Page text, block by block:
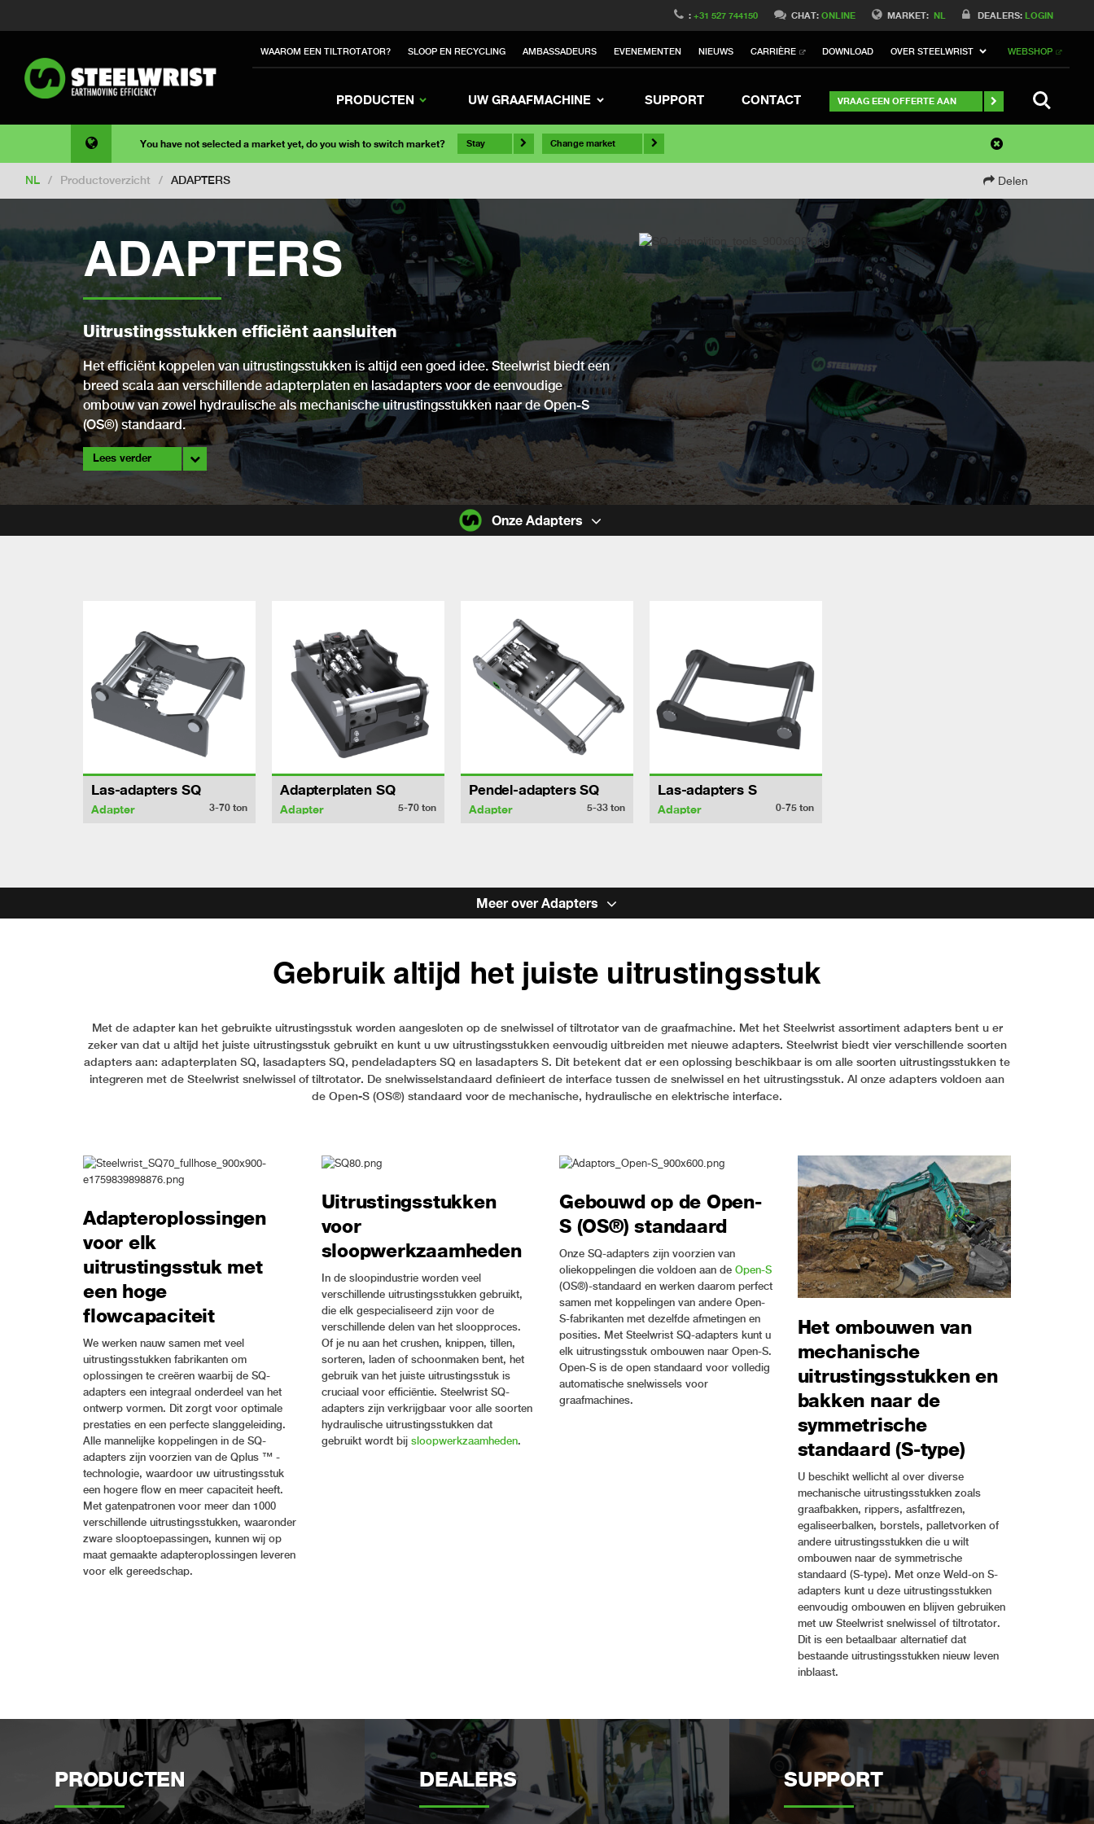
MARKET: NL DEALERS: LOGIN
:+31 527 744150 CHAT:ONLINE
WAAROM EEN TILTROTATOR? SLOOP EN RECYCLING AMBASSADEURS EVENEMENTEN NIEUWS CARRIÈRE DOWNLOAD OVER STEELWRIST WEBSHOP
PRODUCTEN UW GRAAFMACHINE SUPPORT CONTACT VRAAG EEN OFFERTE AAN
You have not selected a market yet, do you wish to switch market? Stay Change market
NL / Productoverzicht / ADAPTERS Delen
ADAPTERS
Uitrustingsstukken efficiënt aansluiten
Het efficiënt koppelen van uitrustingsstukken is altijd een goed idee. Steelwrist biedt een
breed scala aan verschillende adapterplaten en lasadapters voor de eenvoudige
ombouw van zowel hydraulische als mechanische uitrustingsstukken naar de Open-S
(OS®) standaard.
Lees verder
Las-adapters SQ
Adapter 3-70 ton
Adapterplaten SQ
Adapter 5-70 ton
Pendel-adapters SQ
Adapter 5-33 ton
Las-adapters S
Adapter 0-75 ton
Onze Adapters
Meer over Adapters
Gebruik altijd het juiste uitrustingsstuk
Met de adapter kan het gebruikte uitrustingsstuk worden aangesloten op de snelwissel of tiltrotator van de graafmachine. Met het Steelwrist assortiment adapters bent u er
zeker van dat u altijd het juiste uitrustingsstuk gebruikt en kunt u uw uitrustingsstukken eenvoudig uitbreiden met nieuwe adapters. Steelwrist biedt vier verschillende soorten
adapters aan: adapterplaten SQ, lasadapters SQ, pendeladapters SQ en lasadapters S. Dit betekent dat er een oplossing beschikbaar is om alle soorten uitrustingsstukken te
integreren met de Steelwrist snelwissel of tiltrotator. De snelwisselstandaard definieert de interface tussen de snelwissel en het uitrustingsstuk. Al onze adapters voldoen aan
de Open-S (OS®) standaard voor de mechanische, hydraulische en elektrische interface.
Adapteroplossingen
voor elk
uitrustingsstuk met
een hoge
flowcapaciteit
We werken nauw samen met veel
uitrustingsstukken fabrikanten om
oplossingen te creëren waarbij de SQ-
adapters een integraal onderdeel van het
ontwerp vormen. Dit zorgt voor optimale
prestaties en een perfecte slanggeleiding.
Alle mannelijke koppelingen in de SQ-
adapters zijn voorzien van de Qplus ™ -
technologie, waardoor uw uitrustingsstuk
een hogere flow en meer capaciteit heeft.
Met gatenpatronen voor meer dan 1000
verschillende uitrustingsstukken, waaronder
zware slooptoepassingen, kunnen wij op
maat gemaakte adapteroplossingen leveren
voor elk gereedschap.
Uitrustingsstukken
voor
sloopwerkzaamheden
In de sloopindustrie worden veel
verschillende uitrustingsstukken gebruikt,
die elk gespecialiseerd zijn voor de
verschillende delen van het sloopproces.
Of je nu aan het crushen, knippen, tillen,
sorteren, laden of schoonmaken bent, het
gebruik van het juiste uitrustingsstuk is
cruciaal voor efficiëntie. Steelwrist SQ-
adapters zijn verkrijgbaar voor alle soorten
hydraulische uitrustingsstukken dat
gebruikt wordt bij sloopwerkzaamheden.
Gebouwd op de Open-
S (OS®) standaard
Onze SQ-adapters zijn voorzien van
oliekoppelingen die voldoen aan de Open-S
(OS®)-standaard en werken daarom perfect
samen met koppelingen van andere Open-
S-fabrikanten met dezelfde afmetingen en
posities. Met Steelwrist SQ-adapters kunt u
elk uitrustingsstuk ombouwen naar Open-S.
Open-S is de open standaard voor volledig
automatische snelwissels voor
graafmachines.
Het ombouwen van
mechanische
uitrustingsstukken en
bakken naar de
symmetrische
standaard (S-type)
U beschikt wellicht al over diverse
mechanische uitrustingsstukken zoals
graafbakken, rippers, asfaltfrezen,
egaliseerbalken, borstels, palletvorken of
andere uitrustingsstukken die u wilt
ombouwen naar de symmetrische
standaard (S-type). Met onze Weld-on S-
adapters kunt u deze uitrustingsstukken
eenvoudig ombouwen en blijven gebruiken
met uw Steelwrist snelwissel of tiltrotator.
Dit is een betaalbaar alternatief dat
bestaande uitrustingsstukken nieuw leven
inblaast.
PRODUCTEN DEALERS SUPPORT